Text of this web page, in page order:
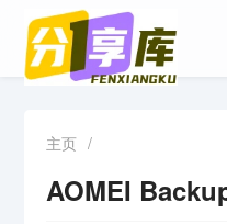
主页 /
AOMEI